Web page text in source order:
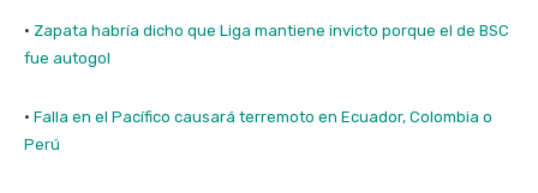
· Zapata habría dicho que Liga mantiene invicto porque el de BSC
fue autogol
· Falla en el Pacífico causará terremoto en Ecuador, Colombia o
Perú